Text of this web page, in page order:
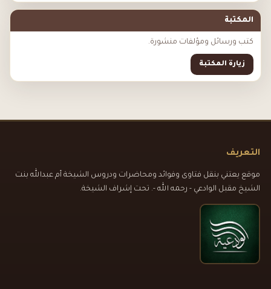
المكتبة
كتب ورسائل ومؤلفات منشورة.
زيارة المكتبة
التعريف
موقع يعتني بنقل فتاوى وفوائد ومحاضرات ودروس الشيخة أم عبدالله بنت
الشيخ مقبل الوادعي - رحمه الله -. تحت إشراف الشيخة.